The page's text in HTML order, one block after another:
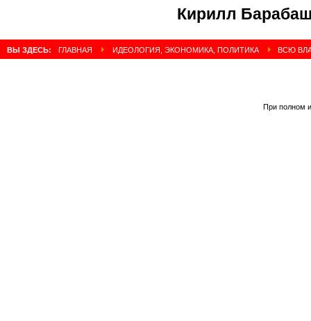
Кирилл
ВЫ ЗДЕСЬ: ГЛАВНАЯ ИДЕОЛОГИЯ, ЭКОНОМИКА, ПОЛИТИКА ВCЮ
При полном